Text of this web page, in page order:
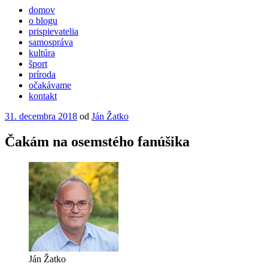
domov
o blogu
prispievatelia
samospráva
kultúra
šport
príroda
očakávame
kontakt
Publikované
31. decembra 2018 od Ján Žatko
Čakám na osemstého fanúšika
Ján Žatko